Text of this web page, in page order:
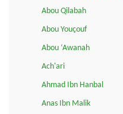
Abou Qilabah
Abou Youçouf
Abou ‘Awanah
Ach'ari
Ahmad Ibn Hanbal
Anas Ibn Malik